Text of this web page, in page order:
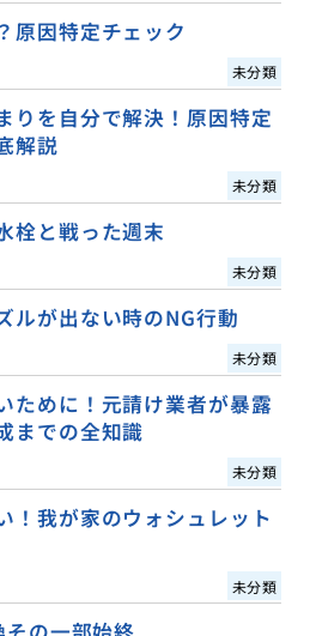
原因特定チェック
未分類
りを自分で解決！原因特定
解説
未分類
栓と戦った週末
未分類
ルが出ない時のNG行動
未分類
ために！元請け業者が暴露
までの全知識
未分類
！我が家のウォシュレット
未分類